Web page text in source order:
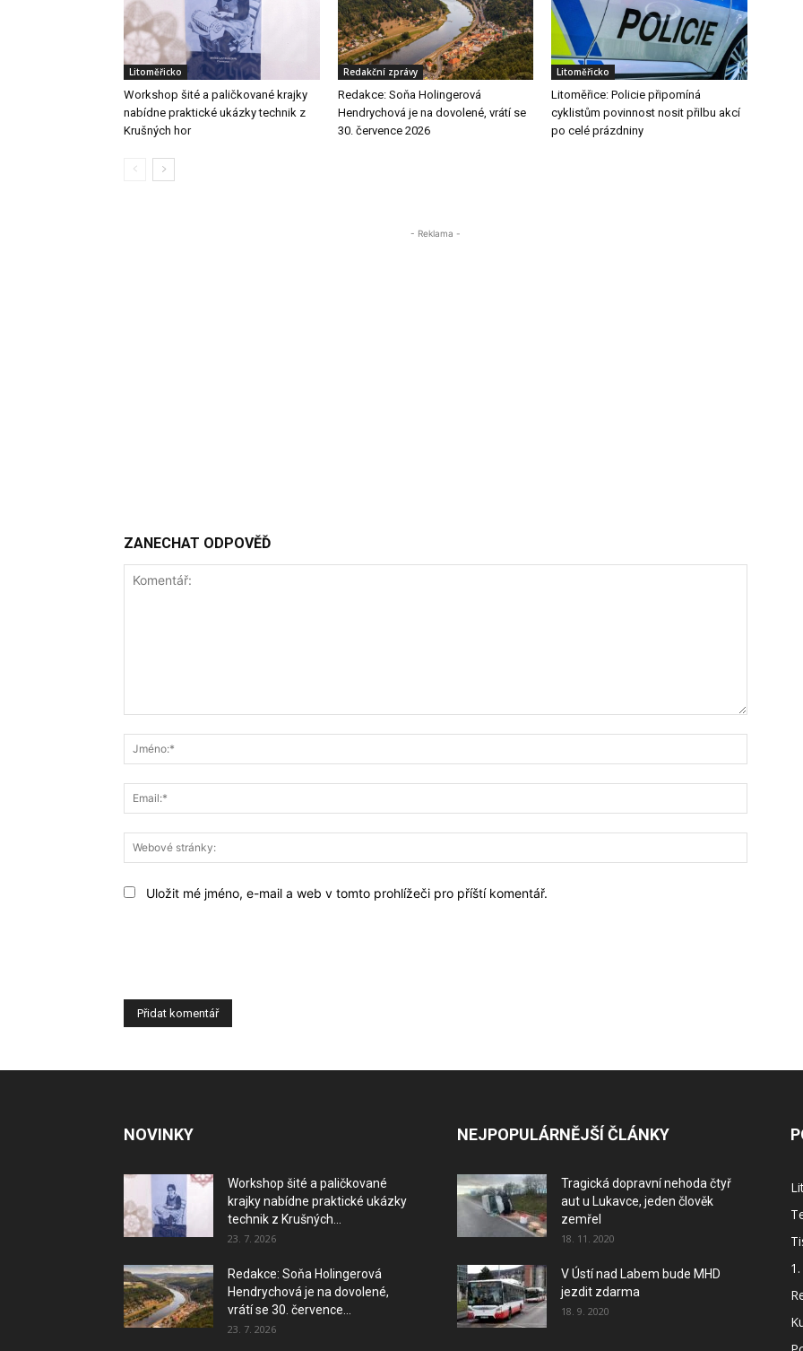
Litoměřicko
Workshop šité a paličkované krajky
nabídne praktické ukázky technik z
Krušných hor
Redakční zprávy
Redakce: Soňa Holingerová
Hendrychová je na dovolené, vrátí se
30. července 2026
Litoměřicko
Litoměřice: Policie připomíná
cyklistům povinnost nosit přilbu akcí
po celé prázdniny
- Reklama -
ZANECHAT ODPOVĚĎ
stránky:
Uložit mé jméno, e-mail a web v tomto prohlížeči pro příští komentář.
NOVINKY
Workshop šité a paličkované
krajky nabídne praktické ukázky
technik z Krušných...
23. 7. 2026
Redakce: Soňa Holingerová
Hendrychová je na dovolené,
vrátí se 30. července...
23. 7. 2026
NEJPOPULÁRNĚJŠÍ ČLÁNKY
Tragická dopravní nehoda čtyř
aut u Lukavce, jeden člověk
zemřel
18. 11. 2020
V Ústí nad Labem bude MHD
jezdit zdarma
18. 9. 2020